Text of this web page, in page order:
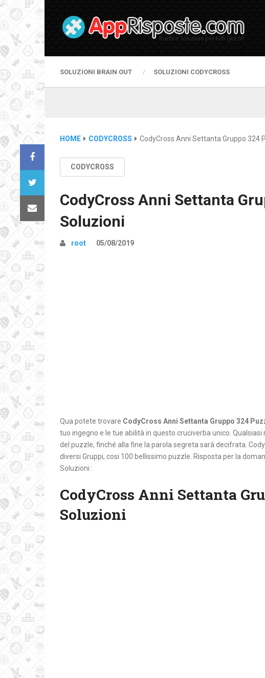
SOLUZIONI BRAIN OUT SOLUZIONI CODYCROSS
HOME CODYCROSS CodyCross Anni Settanta Gruppo 324
CODYCROSS
CodyCross Anni Settanta
Soluzioni
root 05/08/2019
Qua potete trovare CodyCross Anni Settanta Gruppo 324
tuo ingegno e le tue abilità in questo cruciverba unico.
del puzzle, finché alla fine la parola segreta sarà decifrata.
diversi Gruppi, cosi 100 bellissimo puzzle. Risposta per la
Soluzioni :
CodyCross Anni Settanta
Soluzioni